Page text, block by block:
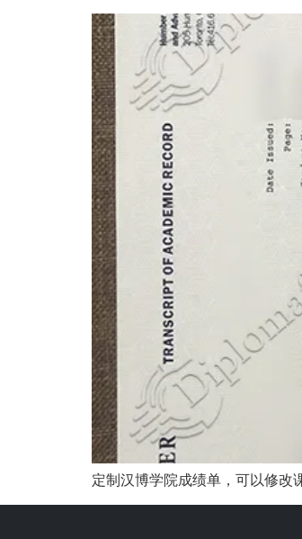
定制汉博学院成绩单，可以修